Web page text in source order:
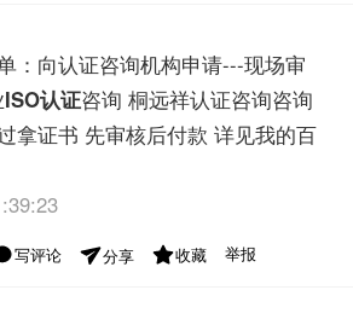
：向认证咨询机构申请---现场审
ISO认证咨询 桐远祥认证咨询咨询
拿证书 先审核后付款 详见我的百
写评论 分享 收藏 举报